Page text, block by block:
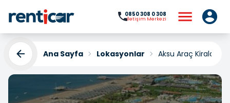
0850 308 0 308
İletişim Merkezi
Ana Sayfa Lokasyonlar Aksu Araç Kiralama